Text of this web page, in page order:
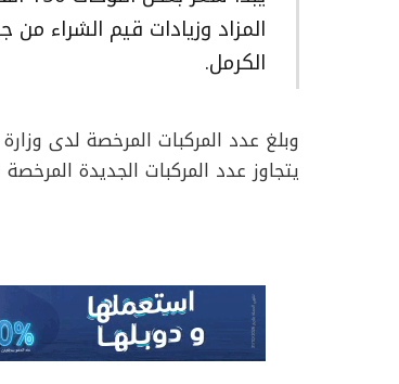
المزاد وزيادات قيم الشراء
الكرمل.
يتجاوز عدد المركبات الجديدة المرخصة للمرة